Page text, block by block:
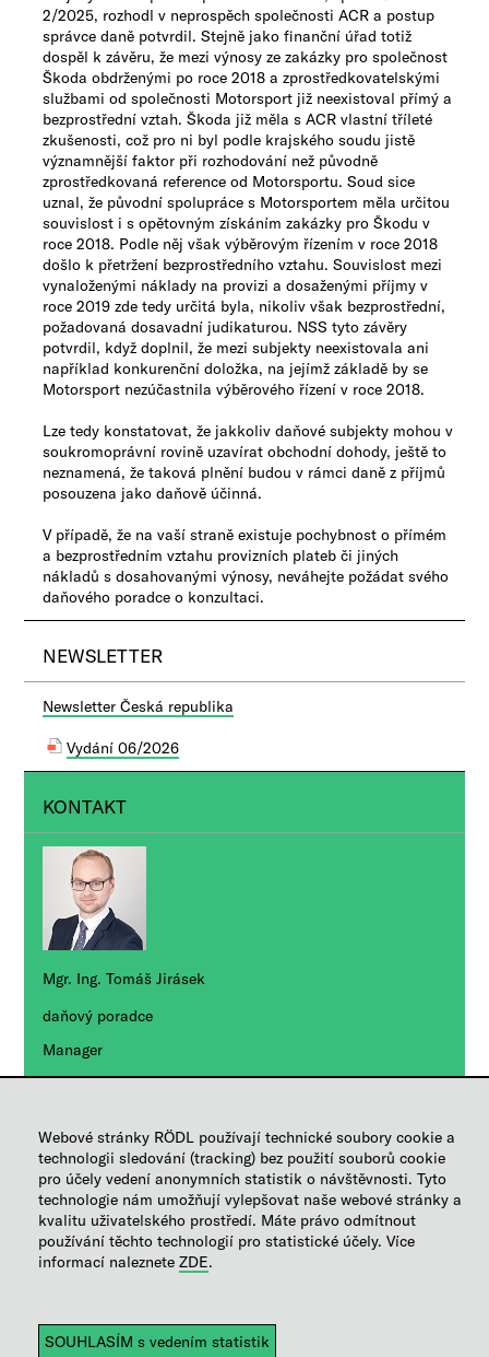
Webové stránky RÖDL používají technické soubory cookie a
technologii sledování (tracking) bez použití souborů cookie
pro účely vedení anonymních statistik o návštěvnosti. Tyto
technologie nám umožňují vylepšovat naše webové stránky a
kvalitu uživatelského prostředí. Máte právo odmítnout
používání těchto technologií pro statistické účely. Více
informací naleznete ZDE.
2/2025, rozhodl v neprospěch společnosti ACR a postup
správce daně potvrdil. Stejně jako finanční úřad totiž
dospěl k závěru, že mezi výnosy ze zakázky pro společnost
Škoda obdrženými po roce 2018 a zprostředkovatelskými
službami od společnosti Motorsport již neexistoval přímý a
bezprostřední vztah. Škoda již měla s ACR vlastní tříleté
zkušenosti, což pro ni byl podle krajského soudu jistě
významnější faktor při rozhodování než původně
zprostředkovaná reference od Motorsportu. Soud sice
uznal, že původní spolupráce s Motorsportem měla určitou
souvislost i s opětovným získáním zakázky pro Škodu v
roce 2018. Podle něj však výběrovým řízením v roce 2018
došlo k přetržení bezprostředního vztahu. Souvislost mezi
vynaloženými náklady na provizi a dosaženými příjmy v
roce 2019 zde tedy určitá byla, nikoliv však bezprostřední,
požadovaná dosavadní judikaturou. NSS tyto závěry
potvrdil, když doplnil, že mezi subjekty neexistovala ani
například konkurenční doložka, na jejímž základě by se
Motorsport nezúčastnila výběrového řízení v roce 2018.
Lze tedy konstatovat, že jakkoliv daňové subjekty mohou v
soukromoprávní rovině uzavírat obchodní dohody, ještě to
neznamená, že taková plnění budou v rámci daně z příjmů
posouzena jako daňově účinná.
V případě, že na vaší straně existuje pochybnost o přímém
a bezprostředním vztahu provizních plateb či jiných
nákladů s dosahovanými výnosy, neváhejte požádat svého
daňového poradce o konzultaci.
NEWSLETTER
Newsletter Česká republika
Vydání 06/2026
KONTAKT
Mgr. Ing. Tomáš Jirásek
daňový poradce
Manager
+420 236 163 231
RÁDI VÁM PORADÍME!
RÖDL Česká republika
Omezení odpovědnosti | Ochrana osobních údajů